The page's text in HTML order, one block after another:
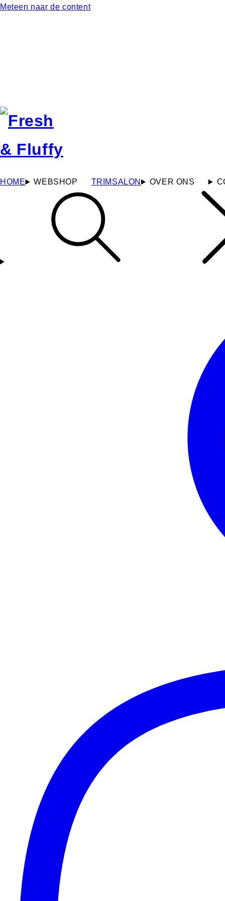
Meteen naar de content
HOME WEBSHOP TRIMSALON OVER ONS